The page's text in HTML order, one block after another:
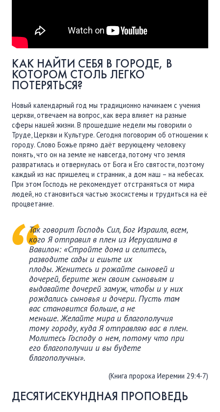
КАК НАЙТИ СЕБЯ В ГОРОДЕ, В
КОТОРОМ СТОЛЬ ЛЕГКО
ПОТЕРЯТЬСЯ?
Новый календарный год мы традиционно начинаем с учения
церкви, отвечаем на вопрос, как вера влияет на разные
сферы нашей жизни. В прошедшие недели мы говорили о
Труде, Церкви и Культуре. Сегодня поговорим об отношении к
городу. Слово Божье прямо даёт верующему человеку
понять, что он на земле не навсегда, потому что земля
развратилась и отвернулась от Бога и Его святости, поэтому
каждый из нас пришелец и странник, а дом наш – на небесах.
При этом Господь не рекомендует отстраняться от мира
людей, но становиться частью экосистемы и трудиться на её
процветание.
Так говорит Господь Сил, Бог Израиля, всем,
кого Я отправил в плен из Иерусалима в
Вавилон: «Стройте дома и селитесь,
разводите сады и ешьте их
плоды. Женитесь и рожайте сыновей и
дочерей, берите жен своим сыновьям и
выдавайте дочерей замуж, чтобы и у них
рождались сыновья и дочери. Пусть там
вас становится больше, а не
меньше. Желайте мира и благополучия
тому городу, куда Я отправляю вас в плен.
Молитесь Господу о нем, потому что при
его благополучии и вы будете
благополучны».
(Книга пророка Иеремии 29:4-7)
ДЕСЯТИСЕКУНДНАЯ ПРОПОВЕДЬ